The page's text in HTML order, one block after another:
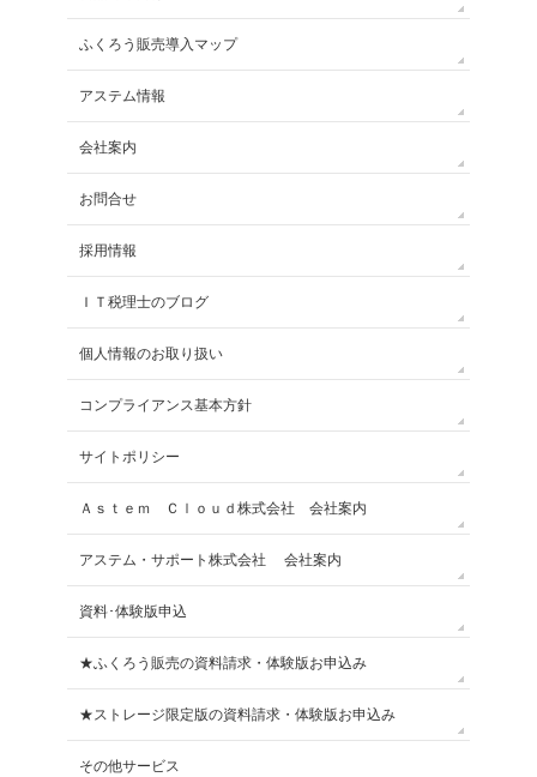
ふくろう販売導入マップ
アステム情報
会社案内
お問合せ
採用情報
ＩＴ税理士のブログ
個人情報のお取り扱い
コンプライアンス基本方針
サイトポリシー
Ａｓｔｅｍ Ｃｌｏｕｄ株式会社 会社案内
アステム・サポート株式会社 会社案内
資料･体験版申込
★ふくろう販売の資料請求・体験版お申込み
★ストレージ限定版の資料請求・体験版お申込み
その他サービス